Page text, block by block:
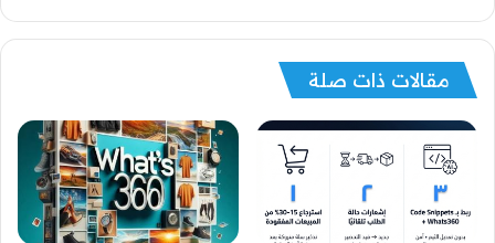
مقالات ذات صلة